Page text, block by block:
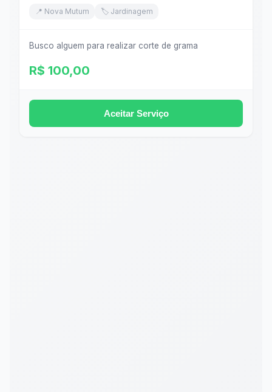
📍 Nova Mutum 🏷️ Jardinagem
Busco alguem para realizar corte de grama
R$ 100,00
Aceitar Serviço